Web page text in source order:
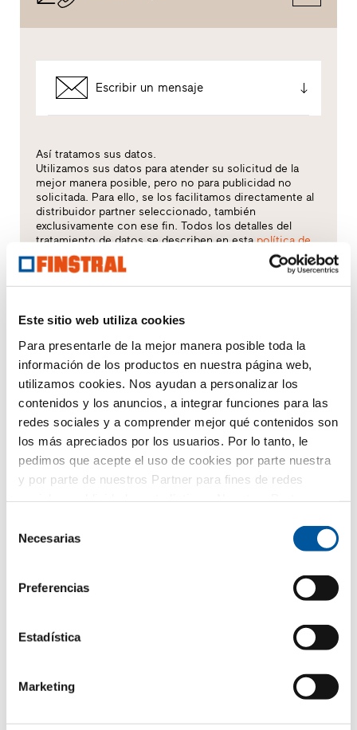
Este sitio web utiliza cookies
Para presentarle de la mejor manera posible toda la
información de los productos en nuestra página web,
utilizamos cookies. Nos ayudan a personalizar los
contenidos y los anuncios, a integrar funciones para las
redes sociales y a comprender mejor qué contenidos son
los más apreciados por los usuarios. Por lo tanto, le
pedimos que acepte el uso de cookies por parte nuestra
y por parte de nuestros Partner para fines de redes
proporcionados por usted o recogidos como parte de su
Necesarias
Preferencias
Estadística
Marketing
Escribir un mensaje
Así tratamos sus datos.
Utilizamos sus datos para atender su solicitud de la
mejor manera posible, pero no para publicidad no
solicitada. Para ello, se los facilitamos directamente al
distribuidor partner seleccionado, también
exclusivamente con ese fin. Todos los detalles del
tratamiento de datos se describen en estapolítica de
privacidad.
Ventanas
Puertas de entrada
Acristalamientos
Renovación